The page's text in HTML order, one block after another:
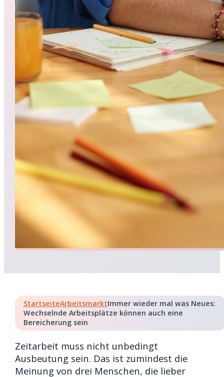
StartseiteArbeitsmarktImmer wieder mal was Neues:
Wechselnde Arbeitsplätze können auch eine
Bereicherung sein
Zeitarbeit muss nicht unbedingt
Ausbeutung sein. Das ist zumindest die
Meinung von drei Menschen, die lieber